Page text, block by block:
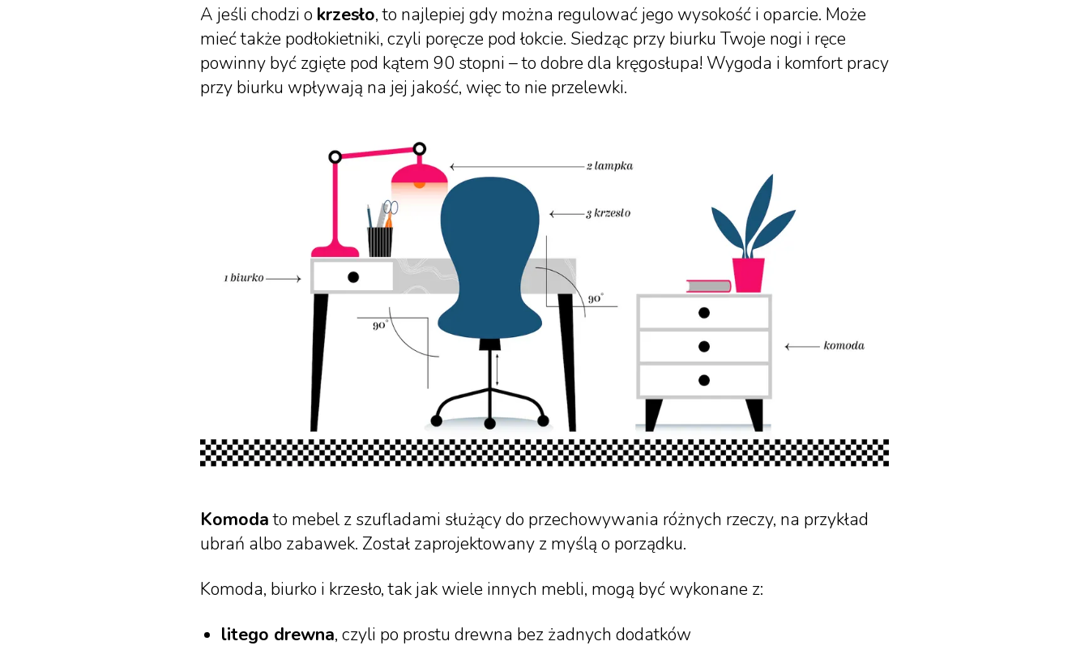
A jeśli chodzi o krzesło, to najlepiej gdy można regulować jego wysokość i oparcie. Może
mieć także podłokietniki, czyli poręcze pod łokcie. Siedząc przy biurku Twoje nogi i ręce
powinny być zgięte pod kątem 90 stopni – to dobre dla kręgosłupa! Wygoda i komfort pracy
przy biurku wpływają na jej jakość, więc to nie przelewki.
Komodato mebel z szufladami służący do przechowywania różnych rzeczy, na przykład
ubrań albo zabawek. Został zaprojektowany z myślą o porządku.
Komoda, biurko i krzesło, tak jak wiele innych mebli, mogą być wykonane z:
litego drewna, czyli po prostu drewna bez żadnych dodatków